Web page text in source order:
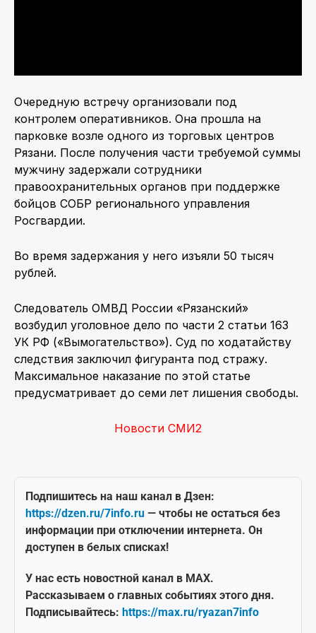
Очередную встречу организовали под
контролем оперативников. Она прошла на
парковке возле одного из торговых центров
Рязани. После получения части требуемой суммы
мужчину задержали сотрудники
правоохранительных органов при поддержке
бойцов СОБР регионального управления
Росгвардии.
Во время задержания у него изъяли 50 тысяч
рублей.
Следователь ОМВД России «Рязанский»
возбудил уголовное дело по части 2 статьи 163
УК РФ («Вымогательство»). Суд по ходатайству
следствия заключил фигуранта под стражу.
Максимальное наказание по этой статье
предусматривает до семи лет лишения свободы.
Новости СМИ2
Подпишитесь на наш канал в Дзен:
https://dzen.ru/7info.ru — чтобы не остаться без
информации при отключении интернета. Он
доступен в белых списках!
У нас есть новостной канал в MAX.
Рассказываем о главных событиях этого дня.
Подписывайтесь: https://max.ru/ryazan7info